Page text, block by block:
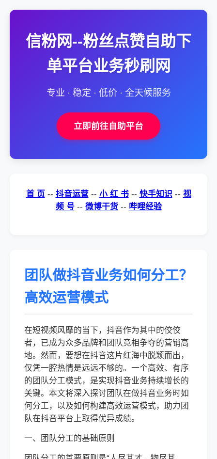
信粉网--粉丝点赞自助下
单平台业务秒刷网
专业 · 稳定 · 低价 · 全天候服务
立即前往自助平台
首 页 -- 抖音运营 -- 小 红 书 -- 快手知识 -- 视
频 号 -- 微博干货 -- 哔哩经验
团队做抖音业务如何分工？
高效运营模式
在短视频风靡的当下，抖音作为其中的佼佼
者，已成为众多品牌和团队竞相争夺的营销高
地。然而，要想在抖音这片红海中脱颖而出，
仅凭一腔热情是远远不够的。一个高效、有序
的团队分工模式，是实现抖音业务持续增长的
关键。本文将深入探讨团队在做抖音业务时如
何分工，以及如何构建高效运营模式，助力团
队在抖音平台上取得优异成绩。
一、团队分工的基础原则